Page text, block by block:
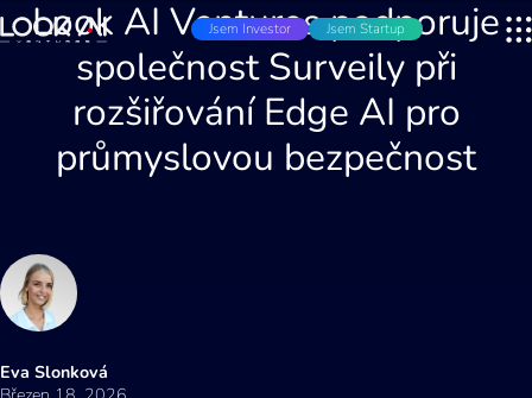
Jsem Investor Jsem Startup
Look AI Ventures podporuje
společnost Surveily při
rozšiřování Edge AI pro
průmyslovou bezpečnost
Eva Slonková